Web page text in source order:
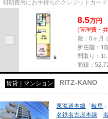
初期費用にお手持ちのクレジットカー
8.5万円
(管理費・
敷：0ヶ月
所在階：1
間取り：
面積：
賃貸｜マンション RITZ-KANO
東海道本線 「 岐阜
名鉄名古屋本線 「